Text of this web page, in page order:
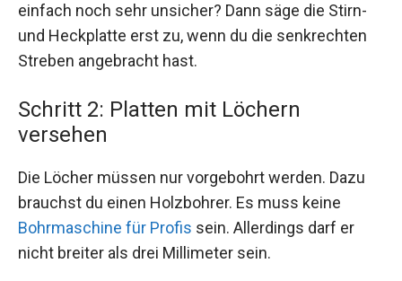
einfach noch sehr unsicher? Dann säge die Stirn-
und Heckplatte erst zu, wenn du die senkrechten
Streben angebracht hast.
Schritt 2: Platten mit Löchern
versehen
Die Löcher müssen nur vorgebohrt werden. Dazu
brauchst du einen Holzbohrer. Es muss keine
Bohrmaschine für Profis sein. Allerdings darf er
nicht breiter als drei Millimeter sein.